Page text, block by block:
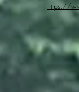
https://